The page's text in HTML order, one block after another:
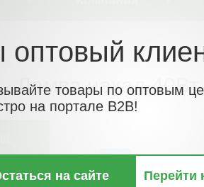
- Лампы накаливания Лампа
Лампа накал
ХИТ
оптовый
товары по оптовым
на портале B2B!
на сайте Перейти